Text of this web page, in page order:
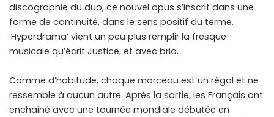
discographie du duo, ce nouvel opus s’inscrit dans une
forme de continuité, dans le sens positif du terme.
‘Hyperdrama’ vient un peu plus remplir la fresque
musicale qu’écrit Justice, et avec brio.
Comme d’habitude, chaque morceau est un régal et ne
ressemble à aucun autre. Après la sortie, les Français ont
enchainé avec une tournée mondiale débutée en